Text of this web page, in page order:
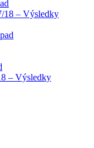
18 – Výsledky
– Výsledky